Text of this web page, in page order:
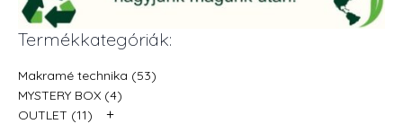
Termékkategóriák:
Makramé technika (53)
MYSTERY BOX (4)
OUTLET (11)
+